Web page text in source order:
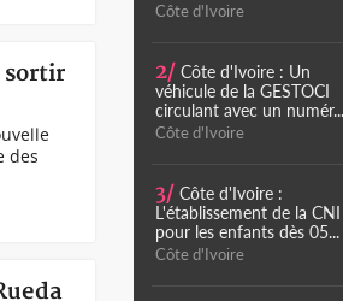
sortir
des
Côte d'Ivoire
2/ Côte d'Ivoire : Un
véhicule de la GESTOCI
circulant avec un numér...
Côte d'Ivoire
3/ Côte d'Ivoire :
L'établissement de la CNI
pour les enfants dès 05...
Côte d'Ivoire